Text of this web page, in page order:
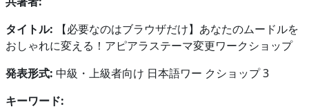
タイトル:
【必要なのはブラウザだけ】あなたのムードルを
おしゃれに変える！アピアラステーマ変更ワークショップ
発表形式: 中級・上級者向け 日本語ワー クショップ 3
キーワード: